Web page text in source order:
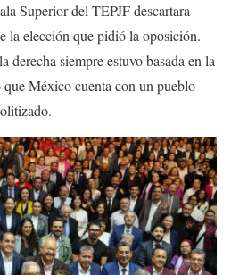
Superior del TEPJF descartara
la elección que pidió la oposición.
derecha siempre estuvo basada en la
México cuenta con un pueblo